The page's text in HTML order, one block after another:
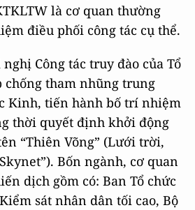
là cơ quan thường
điều phối công tác cụ thể.
Công tác truy đào của Tổ
chống tham nhũng trung
Kinh, tiến hành bố trí nhiệm
thời quyết định khởi động
“Thiên Võng” (Lưới trời,
Bốn ngành, cơ quan
dịch gồm có: Ban Tổ chức
sát nhân dân tối cao, Bộ